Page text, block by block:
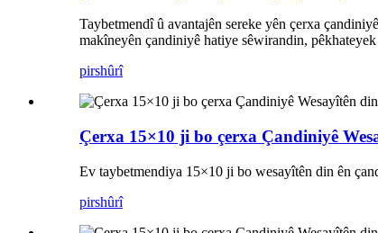
Taybetmendî û avantajên sereke yên çerxa
makîneyên çandiniyê hatiye sêwirandin,
pirshûrî
Çerxa 15×10 ji bo çerxa Çandiniyê
Ev taybetmendiya 15×10 ji bo wesayîtên din ên
pirshûrî